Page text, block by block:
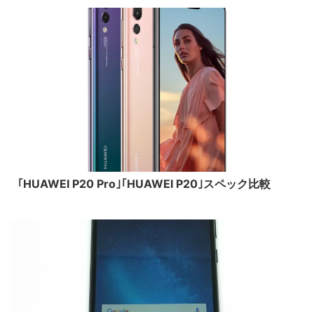
｢HUAWEI P20 Pro｣｢HUAWEI P20｣スペック比較